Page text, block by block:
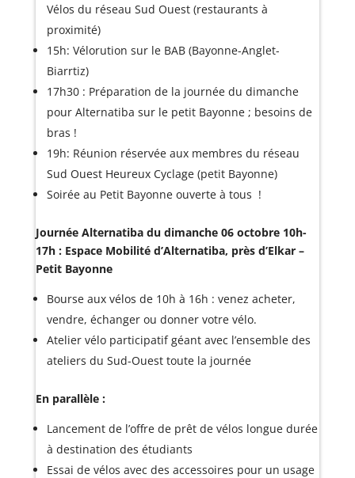
Vélos du réseau Sud Ouest (restaurants à
proximité)
15h: Vélorution sur le BAB (Bayonne-Anglet-
Biarrtiz)
17h30 : Préparation de la journée du dimanche
pour Alternatiba sur le petit Bayonne ; besoins de
bras !
19h: Réunion réservée aux membres du réseau
Sud Ouest Heureux Cyclage (petit Bayonne)
Soirée au Petit Bayonne ouverte à tous !
Journée Alternatiba du dimanche 06 octobre 10h-
17h : Espace Mobilité d’Alternatiba, près d’Elkar –
Petit Bayonne
Bourse aux vélos de 10h à 16h : venez acheter,
vendre, échanger ou donner votre vélo.
Atelier vélo participatif géant avec l’ensemble des
ateliers du Sud-Ouest toute la journée
En parallèle :
Lancement de l’offre de prêt de vélos longue durée
à destination des étudiants
Essai de vélos avec des accessoires pour un usage